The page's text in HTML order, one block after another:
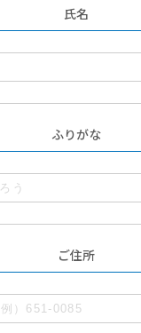
氏名
ふりがな
ご住所